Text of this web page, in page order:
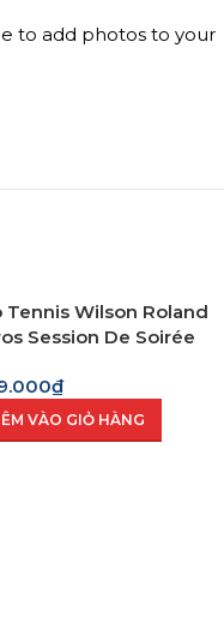
to add photos to your
Tennis Wilson Roland
Session De Soirée
₫
VÀO GIỎ HÀNG